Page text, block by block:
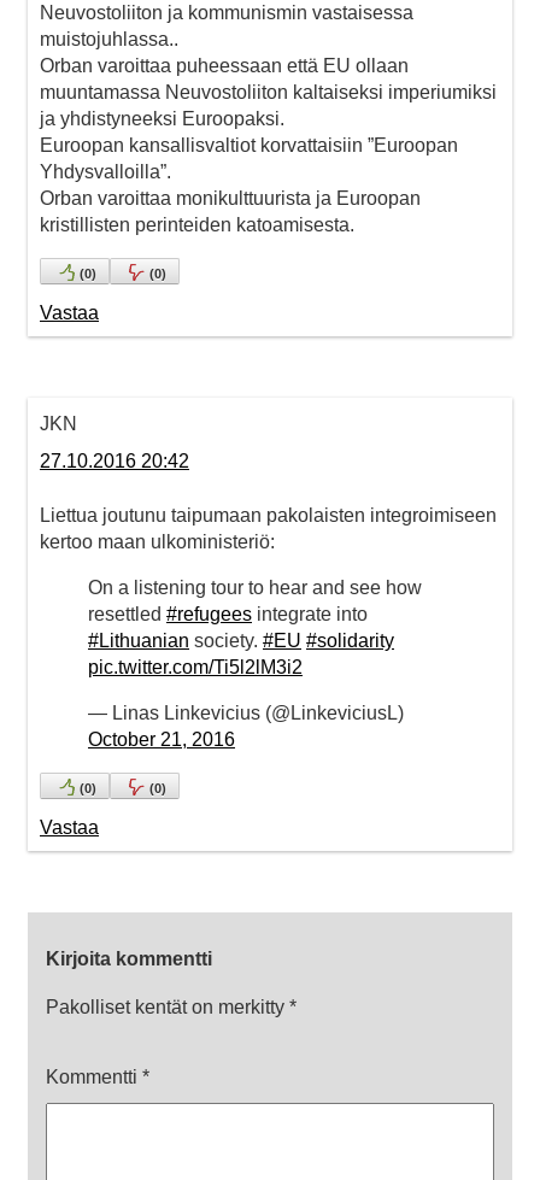
Neuvostoliiton ja kommunismin vastaisessa
muistojuhlassa..
Orban varoittaa puheessaan että EU ollaan
muuntamassa Neuvostoliiton kaltaiseksi imperiumiksi
ja yhdistyneeksi Euroopaksi.
Euroopan kansallisvaltiot korvattaisiin ”Euroopan
Yhdysvalloilla”.
Orban varoittaa monikulttuurista ja Euroopan
kristillisten perinteiden katoamisesta.
(0) (0)
Vastaa
JKN
27.10.2016 20:42
Liettua joutunu taipumaan pakolaisten integroimiseen
kertoo maan ulkoministeriö:
On a listening tour to hear and see how
resettled #refugees integrate into
#Lithuanian society. #EU #solidarity
pic.twitter.com/Ti5l2lM3i2
— Linas Linkevicius (@LinkeviciusL)
October 21, 2016
(0) (0)
Vastaa
Kirjoita kommentti
Pakolliset kentät on merkitty *
Kommentti *